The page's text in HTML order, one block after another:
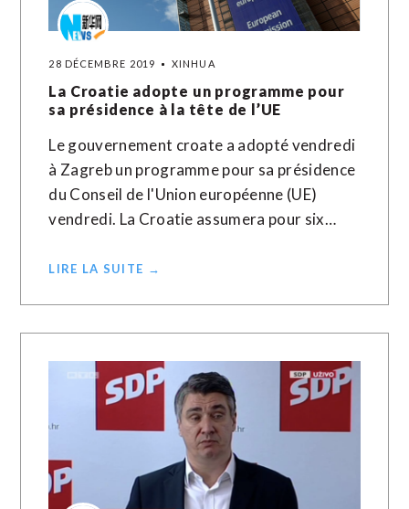
28 DÉCEMBRE 2019 XINHUA
La Croatie adopte un programme pour
sa présidence à la tête de l’UE
Le gouvernement croate a adopté vendredi
à Zagreb un programme pour sa présidence
du Conseil de l'Union européenne (UE)
vendredi. La Croatie assumera pour six…
LIRE LA SUITE →